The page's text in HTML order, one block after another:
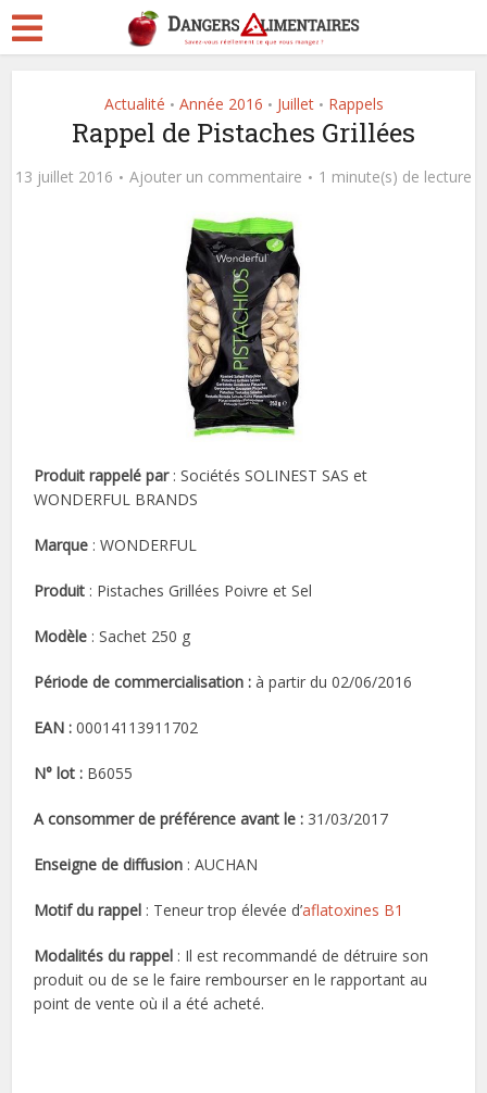
Actualité • Année 2016 • Juillet • Rappels
Rappel de Pistaches Grillées
13 juillet 2016 Ajouter un commentaire 1 minute(s) de lecture
Produit rappelé par : Sociétés SOLINEST SAS et
WONDERFUL BRANDS
Marque : WONDERFUL
Produit : Pistaches Grillées Poivre et Sel
Modèle : Sachet 250 g
Période de commercialisation : à partir du 02/06/2016
EAN : 00014113911702
N° lot : B6055
A consommer de préférence avant le : 31/03/2017
Enseigne de diffusion : AUCHAN
Motif du rappel : Teneur trop élevée d’aflatoxines B1
Modalités du rappel : Il est recommandé de détruire son
produit ou de se le faire rembourser en le rapportant au
point de vente où il a été acheté.